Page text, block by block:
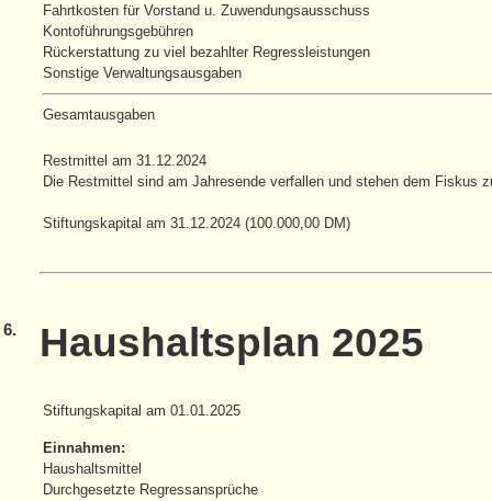
Fahrtkosten für Vorstand u. Zuwendungsausschuss
Kontoführungsgebühren
Rückerstattung zu viel bezahlter Regressleistungen
Sonstige Verwaltungsausgaben
Gesamtausgaben
Restmittel am 31.12.2024
Die Restmittel sind am Jahresende verfallen und stehen dem Fiskus
Stiftungskapital am 31.12.2024 (100.000,00 DM)
6. Haushaltsplan 2025
Stiftungskapital am 01.01.2025
Einnahmen:
Haushaltsmittel
Durchgesetzte Regressansprüche